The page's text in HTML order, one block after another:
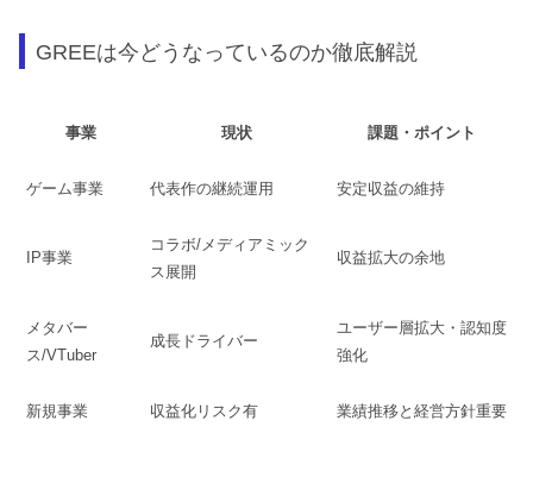
GREEは今どうなっているのか徹底解説
事業 現状 課題・ポイント
ゲーム事業 代表作の継続運用 安定収益の維持
IP事業
コラボ/メディアミック
ス展開
収益拡大の余地
メタバー
ス/VTuber
成長ドライバー
ユーザー層拡大・認知度
強化
新規事業 収益化リスク有 業績推移と経営方針重要